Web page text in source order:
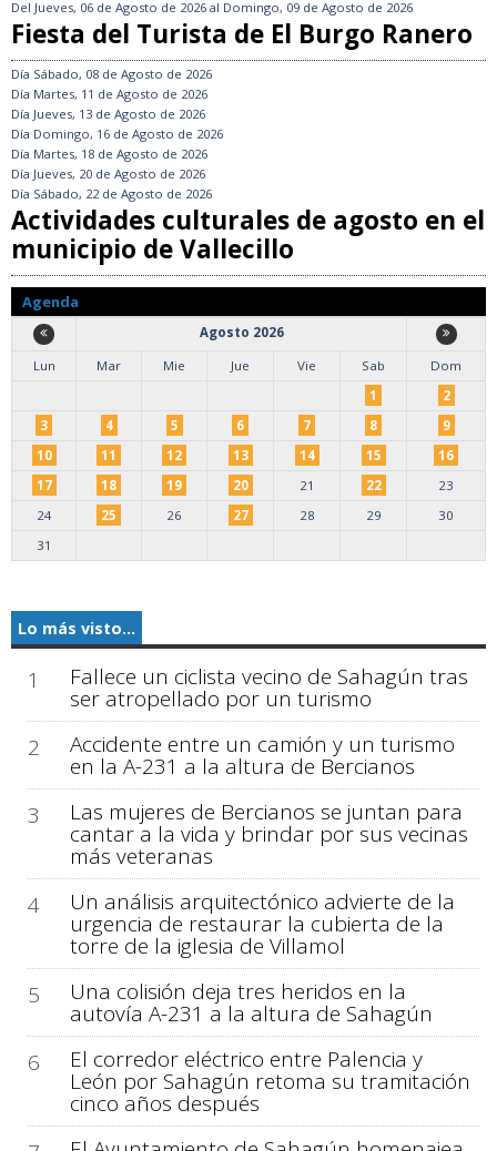
Del Jueves, 06 de Agosto de 2026 al Domingo, 09 de Agosto de 2026
Fiesta del Turista de El Burgo Ranero
Día Sábado, 08 de Agosto de 2026
Día Martes, 11 de Agosto de 2026
Día Jueves, 13 de Agosto de 2026
Día Domingo, 16 de Agosto de 2026
Día Martes, 18 de Agosto de 2026
Día Jueves, 20 de Agosto de 2026
Día Sábado, 22 de Agosto de 2026
Actividades culturales de agosto en el
municipio de Vallecillo
Agenda
Agosto 2026
Lun
Mar Mie Jue Vie Sab
Dom
1
2
3
4 5 6 7 8
9
10
11 12 13 14 15
16
17
18 19 20 21 22
23
24
25 26 27 28 29
30
31
Lo más visto...
1 Fallece un ciclista vecino de Sahagún tras
ser atropellado por un turismo
2
Accidente entre un camión y un turismo
en la A-231 a la altura de Bercianos
3
Las mujeres de Bercianos se juntan para
cantar a la vida y brindar por sus vecinas
más veteranas
4
Un análisis arquitectónico advierte de la
urgencia de restaurar la cubierta de la
torre de la iglesia de Villamol
5
Una colisión deja tres heridos en la
autovía A-231 a la altura de Sahagún
6
El corredor eléctrico entre Palencia y
León por Sahagún retoma su tramitación
cinco años después